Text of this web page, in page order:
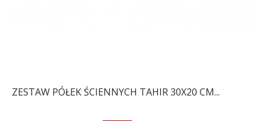
ZESTAW PÓŁEK ŚCIENNYCH TAHIR 30X20 CM...